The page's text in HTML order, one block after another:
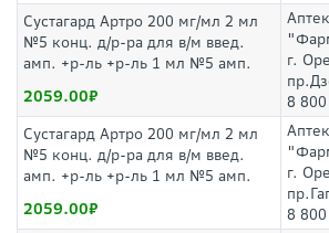
Сустагард Артро 200 мг/мл 2 мл
№5 конц. д/р-ра для в/м введ.
амп. +р-ль +р-ль 1 мл №5 амп.
2059.00
г.
8
Сустагард Артро 200 мг/мл 2 мл
№5 конц. д/р-ра для в/м введ.
амп. +р-ль +р-ль 1 мл №5 амп.
2059.00
г.
8